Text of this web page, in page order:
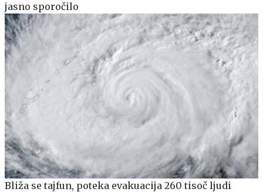
jasno sporočilo
Bliža se tajfun, poteka evakuacija 260 tisoč ljudi